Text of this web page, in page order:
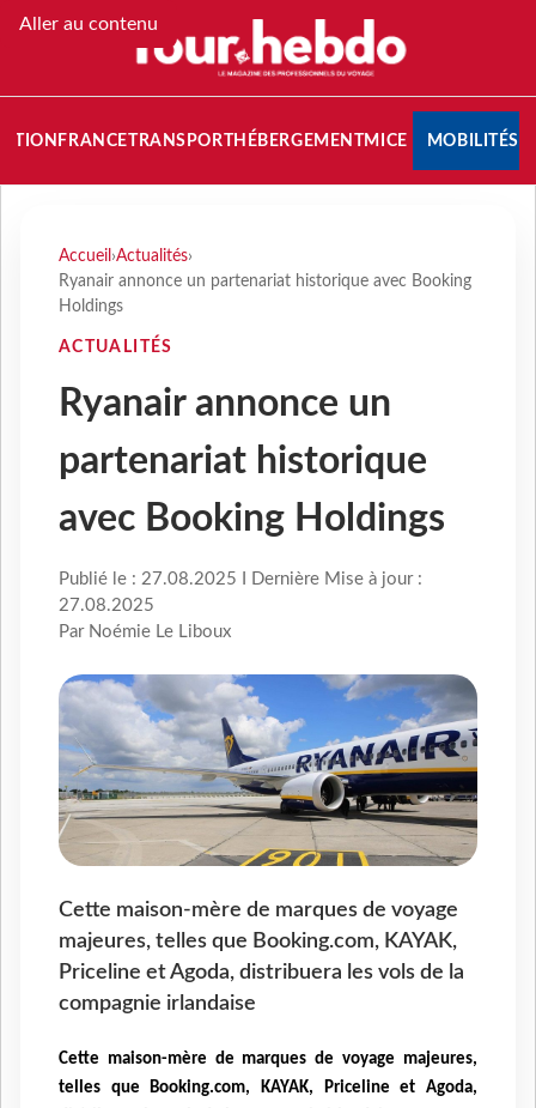
Aller au contenu
FRANCETRANSPORT HÉBERGEMENTMICE MOBILITÉS
Accueil ›Actualités›
Ryanair annonce un partenariat historique avec Booking
Holdings
ACTUALITÉS
Ryanair annonce un
partenariat historique
avec Booking Holdings
Publié le : 27.08.2025 I Dernière Mise à jour :
27.08.2025
Par Noémie Le Liboux
Cette maison-mère de marques de voyage
majeures, telles que Booking.com, KAYAK,
Priceline et Agoda, distribuera les vols de la
compagnie irlandaise
Cette maison-mère de marques de voyage majeures,
telles que Booking.com, KAYAK, Priceline et Agoda,